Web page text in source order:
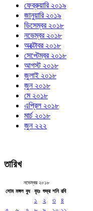
ফেব্রুয়ারি ২০১৯
জানুয়ারি ২০১৯
ডিসেম্বর ২০১৮
নভেম্বর ২০১৮
অক্টোবর ২০১৮
সেপ্টেম্বর ২০১৮
আগস্ট ২০১৮
জুলাই ২০১৮
জুন ২০১৮
মে ২০১৮
এপ্রিল ২০১৮
মার্চ ২০১৮
জুন ২২২
তারিখ
নভেম্বর ২০১৮
সোম মঙ্গল বুধ বৃহঃ শুক্র শনি রবি
১ ২ ৩
৪